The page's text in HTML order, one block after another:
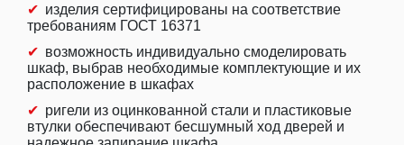
изделия сертифицированы на соответствие
требованиям ГОСТ 16371
возможность индивидуально смоделировать
шкаф, выбрав необходимые комплектующие и их
расположение в шкафах
ригели из оцинкованной стали и пластиковые
втулки обеспечивают бесшумный ход дверей и